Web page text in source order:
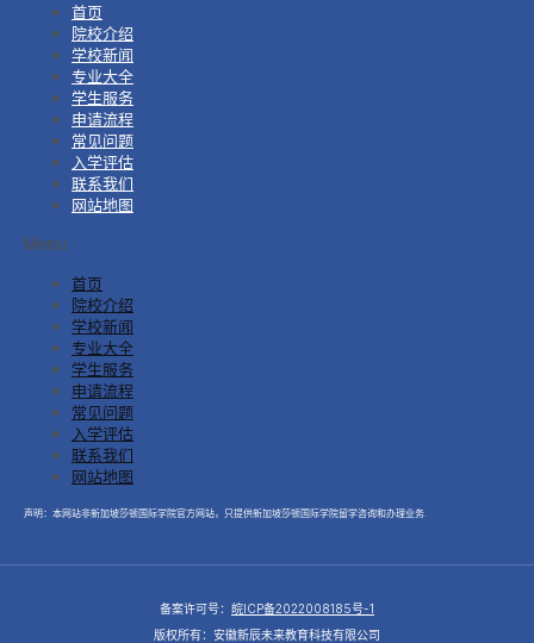
首页
院校介绍
学校新闻
专业大全
学生服务
申请流程
常见问题
入学评估
联系我们
网站地图
Menu
首页
院校介绍
学校新闻
专业大全
学生服务
申请流程
常见问题
入学评估
联系我们
网站地图
声明：本网站非新加坡莎顿国际学院官方网站，只提供新加坡莎顿国际学院留学咨询和办理业务.
备案许可号： 皖ICP备2022008185号-1
版权所有：安徽新辰未来教育科技有限公司